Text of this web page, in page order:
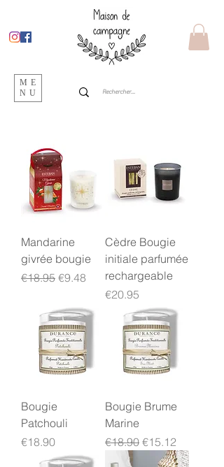
ME
NU
Mandarine
givrée bougie
Regular Price
€18.95 Sale Price
€9.48
Cèdre Bougie
initiale parfumée
rechargeable
Price
€20.95
Bougie
Patchouli
Price
€18.90
Bougie Brume
Marine
Regular Price
€18.90 Sale Price
€15.12